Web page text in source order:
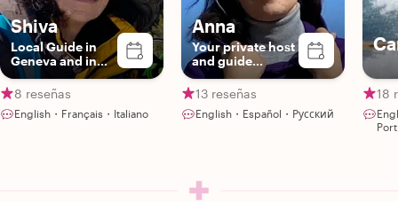
Shiva
Local Guide in
Geneva and in
Switzerland
8 reseñas
English・Français・Italiano
Anna
Your private host
and guide
through Geneva,
Lausanne,
Montreaux
13 reseñas
English・Español・Русский
18